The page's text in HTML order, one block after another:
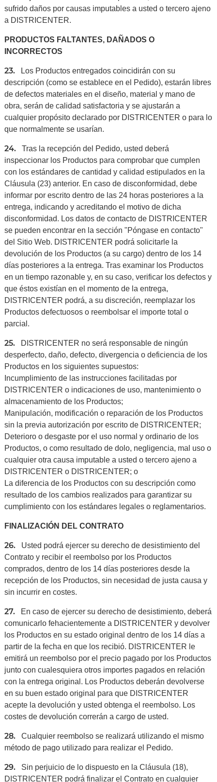
sufrido daños por causas imputables a usted o tercero ajeno
a DISTRICENTER.
PRODUCTOS FALTANTES, DAÑADOS O
INCORRECTOS
23.
Los Productos entregados coincidirán con su
descripción (como se establece en el Pedido), estarán libres
de defectos materiales en el diseño, material y mano de
obra, serán de calidad satisfactoria y se ajustarán a
cualquier propósito declarado por DISTRICENTER o para lo
que normalmente se usarían.
24. Tras la recepción del Pedido, usted deberá
inspeccionar los Productos para comprobar que cumplen
con los estándares de cantidad y calidad estipulados en la
Cláusula (23) anterior. En caso de disconformidad, debe
informar por escrito dentro de las 24 horas posteriores a la
entrega, indicando y acreditando el motivo de dicha
disconformidad. Los datos de contacto de DISTRICENTER
se pueden encontrar en la sección "Póngase en contacto"
del Sitio Web. DISTRICENTER podrá solicitarle la
devolución de los Productos (a su cargo) dentro de los 14
días posteriores a la entrega. Tras examinar los Productos
en un tiempo razonable y, en su caso, verificar los defectos y
que éstos existían en el momento de la entrega,
DISTRICENTER podrá, a su discreción, reemplazar los
Productos defectuosos o reembolsar el importe total o
parcial.
25.
DISTRICENTER no será responsable de ningún
desperfecto, daño, defecto, divergencia o deficiencia de los
Productos en los siguientes supuestos:
Incumplimiento de las instrucciones facilitadas por
DISTRICENTER o indicaciones de uso, mantenimiento o
almacenamiento de los Productos;
Manipulación, modificación o reparación de los Productos
sin la previa autorización por escrito de DISTRICENTER;
Deterioro o desgaste por el uso normal y ordinario de los
Productos, o como resultado de dolo, negligencia, mal uso o
cualquier otra causa imputable a usted o tercero ajeno a
DISTRICENTER o DISTRICENTER; o
La diferencia de los Productos con su descripción como
resultado de los cambios realizados para garantizar su
cumplimiento con los estándares legales o reglamentarios.
FINALIZACIÓN DEL CONTRATO
26.
Usted podrá ejercer su derecho de desistimiento del
Contrato y recibir el reembolso por los Productos
comprados, dentro de los 14 días posteriores desde la
recepción de los Productos, sin necesidad de justa causa y
sin incurrir en costes.
27.
En caso de ejercer su derecho de desistimiento, deberá
comunicarlo fehacientemente a DISTRICENTER y devolver
los Productos en su estado original dentro de los 14 días a
partir de la fecha en que los recibió. DISTRICENTER le
emitirá un reembolso por el precio pagado por los Productos
junto con cualesquiera otros importes pagados en relación
con la entrega original. Los Productos deberán devolverse
en su buen estado original para que DISTRICENTER
acepte la devolución y usted obtenga el reembolso. Los
costes de devolución correrán a cargo de usted.
28. Cualquier reembolso se realizará utilizando el mismo
método de pago utilizado para realizar el Pedido.
29.
Sin perjuicio de lo dispuesto en la Cláusula (18),
DISTRICENTER podrá finalizar el Contrato en cualquier